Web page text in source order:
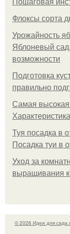
Пошаговая
Флоксы сорта
Урожайность
Яблоневый
возможности
Подготовка
правильно
Самая высокая
Туя посадка в
Посадка туи в
Уход за
выращивания
© 2026 Идеи для сада